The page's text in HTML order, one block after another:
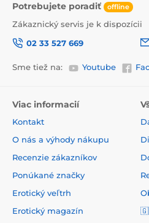
Potrebujete poradiť offline
Zákaznický servis je k dispozícii
02 33 527 669
Sme tiež na: Youtube
Viac informacií
Kontakt
O nás a výhody nákupu
Recenzie zákazníkov
Ponúkané značky
Erotický veľtrh
Erotický magazín